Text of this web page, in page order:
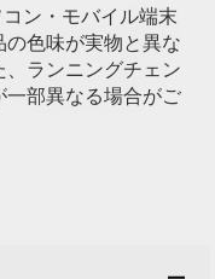
ン・モバイル端末
色味が実物と異な
ランニングチェン
部異なる場合がご